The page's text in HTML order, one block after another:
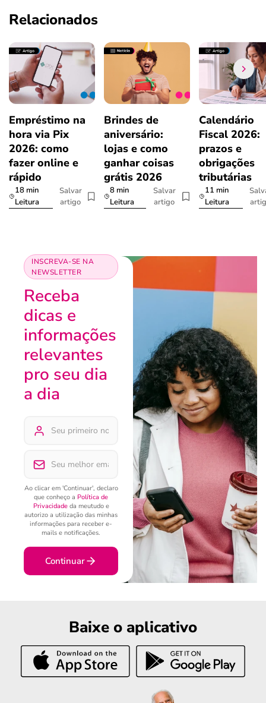
Relacionados
Empréstimo na
hora via Pix
2026: como
fazer online e
rápido
18 min
Leitura
Salvar
artigo
Brindes de
aniversário:
lojas e como
ganhar coisas
grátis 2026
8 min
Leitura
Salvar
artigo
Calendário
Fiscal 2026:
prazos e
obrigações
tributárias
11 min
Leitura
INSCREVA-SE NA
NEWSLETTER
Receba
dicas e
informações
relevantes
pro seu dia
a dia
Ao clicar em 'Continuar', declaro
que conheço a Política de
Privacidadeda meutudo e
autorizo a utilização das minhas
informações para receber e-
mails e notificações.
Continuar
Baixe o aplicativo